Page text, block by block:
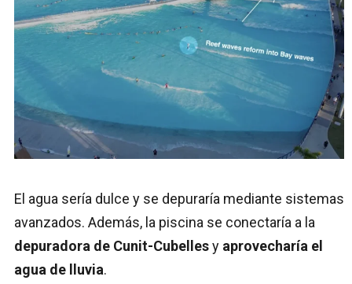
El agua sería dulce y se depuraría mediante sistemas
avanzados. Además, la piscina se conectaría a la
depuradora de Cunit-Cubellesy aprovecharía el
agua de lluvia.